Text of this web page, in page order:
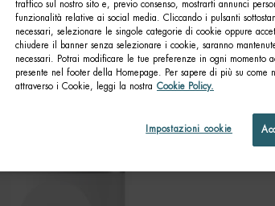
traffico sul nostro sito e, previo consenso, mostrarti annunci
funzionalità relative ai social media. Cliccando i pulsanti
necessari, selezionare le singole categorie di cookie oppure
chiudere il banner senza selezionare i cookie, saranno
necessari. Potrai modificare le tue preferenze in ogni momento
presente nel footer della Homepage. Per sapere di più su
attraverso i Cookie, leggi la nostra Cookie Policy.
Impostazioni cookie